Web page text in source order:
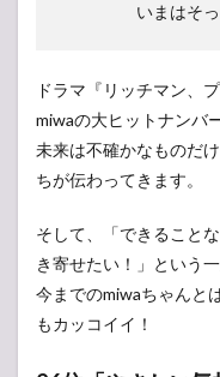
いまはそっ
ドラマ『リッチマン、
miwaの大ヒットナンバー
未来は不確かなものだ
ちが伝わってきます。
そして、「できること
き寄せたい！」という一
今までのmiwaちゃんと
もカッコイイ！